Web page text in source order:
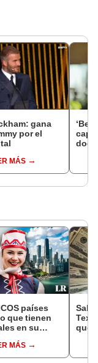
gana
por el
MÁS
países
que tienen
en su
MÁS
que